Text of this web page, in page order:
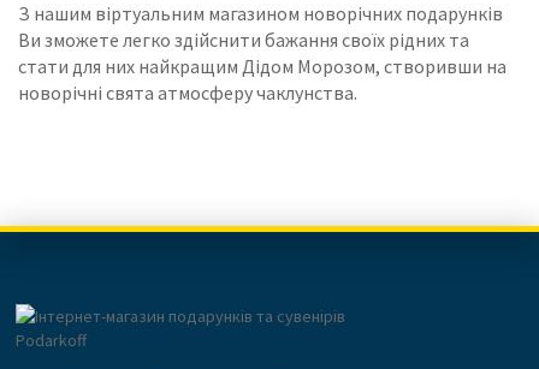
З нашим віртуальним магазином новорічних подарунків
Ви зможете легко здійснити бажання своїх рідних та
стати для них найкращим Дідом Морозом, створивши на
новорічні свята атмосферу чаклунства.